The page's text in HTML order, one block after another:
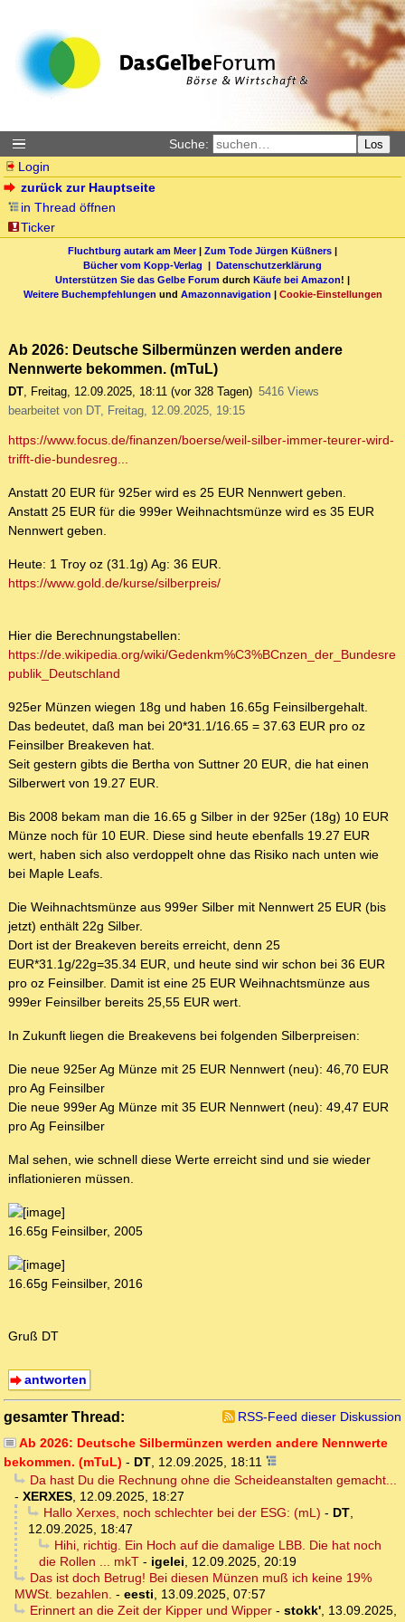
Suche: Los
Login
zurück zur Hauptseite
in Thread öffnen
Ticker
Fluchtburg autark am Meer| Zum Tode Jürgen Küßners |
Bücher vom Kopp-Verlag | Datenschutzerklärung
Unterstützen Sie das Gelbe Forum durch Käufe bei Amazon! |
Weitere Buchempfehlungen und Amazonnavigation | Cookie-Einstellungen
Ab 2026: Deutsche Silbermünzen werden andere
Nennwerte bekommen. (mTuL)
DT, Freitag, 12.09.2025, 18:11 (vor 328 Tagen) 5416 Views
bearbeitet von DT, Freitag, 12.09.2025, 19:15
https://www.focus.de/finanzen/boerse/weil-silber-immer-teurer-wird-
trifft-die-bundesreg...
Anstatt 20 EUR für 925er wird es 25 EUR Nennwert geben.
Anstatt 25 EUR für die 999er Weihnachtsmünze wird es 35 EUR
Nennwert geben.
Heute: 1 Troy oz (31.1g) Ag: 36 EUR.
https://www.gold.de/kurse/silberpreis/
Hier die Berechnungstabellen:
https://de.wikipedia.org/wiki/Gedenkm%C3%BCnzen_der_Bundesre
publik_Deutschland
925er Münzen wiegen 18g und haben 16.65g Feinsilbergehalt.
Das bedeutet, daß man bei 20*31.1/16.65 = 37.63 EUR pro oz
Feinsilber Breakeven hat.
Seit gestern gibts die Bertha von Suttner 20 EUR, die hat einen
Silberwert von 19.27 EUR.
Bis 2008 bekam man die 16.65 g Silber in der 925er (18g) 10 EUR
Münze noch für 10 EUR. Diese sind heute ebenfalls 19.27 EUR
wert, haben sich also verdoppelt ohne das Risiko nach unten wie
bei Maple Leafs.
Die Weihnachtsmünze aus 999er Silber mit Nennwert 25 EUR (bis
jetzt) enthält 22g Silber.
Dort ist der Breakeven bereits erreicht, denn 25
EUR*31.1g/22g=35.34 EUR, und heute sind wir schon bei 36 EUR
pro oz Feinsilber. Damit ist eine 25 EUR Weihnachtsmünze aus
999er Feinsilber bereits 25,55 EUR wert.
In Zukunft liegen die Breakevens bei folgenden Silberpreisen:
Die neue 925er Ag Münze mit 25 EUR Nennwert (neu): 46,70 EUR
pro Ag Feinsilber
Die neue 999er Ag Münze mit 35 EUR Nennwert (neu): 49,47 EUR
pro Ag Feinsilber
Mal sehen, wie schnell diese Werte erreicht sind und sie wieder
inflationieren müssen.
16.65g Feinsilber, 2005
16.65g Feinsilber, 2016
Gruß DT
antworten
gesamter Thread:
RSS-Feed dieser Diskussion
Ab 2026: Deutsche Silbermünzen werden andere Nennwerte
bekommen. (mTuL) - DT, 12.09.2025, 18:11
Da hast Du die Rechnung ohne die Scheideanstalten gemacht...
- XERXES, 12.09.2025, 18:27
Hallo Xerxes, noch schlechter bei der ESG: (mL) - DT,
12.09.2025, 18:47
Hihi, richtig. Ein Hoch auf die damalige LBB. Die hat noch
die Rollen ... mkT - igelei, 12.09.2025, 20:19
Das ist doch Betrug! Bei diesen Münzen muß ich keine 19%
MWSt. bezahlen. - eesti, 13.09.2025, 07:57
Erinnert an die Zeit der Kipper und Wipper- stokk', 13.09.2025,